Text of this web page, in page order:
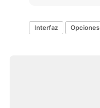
Interfaz Opciones